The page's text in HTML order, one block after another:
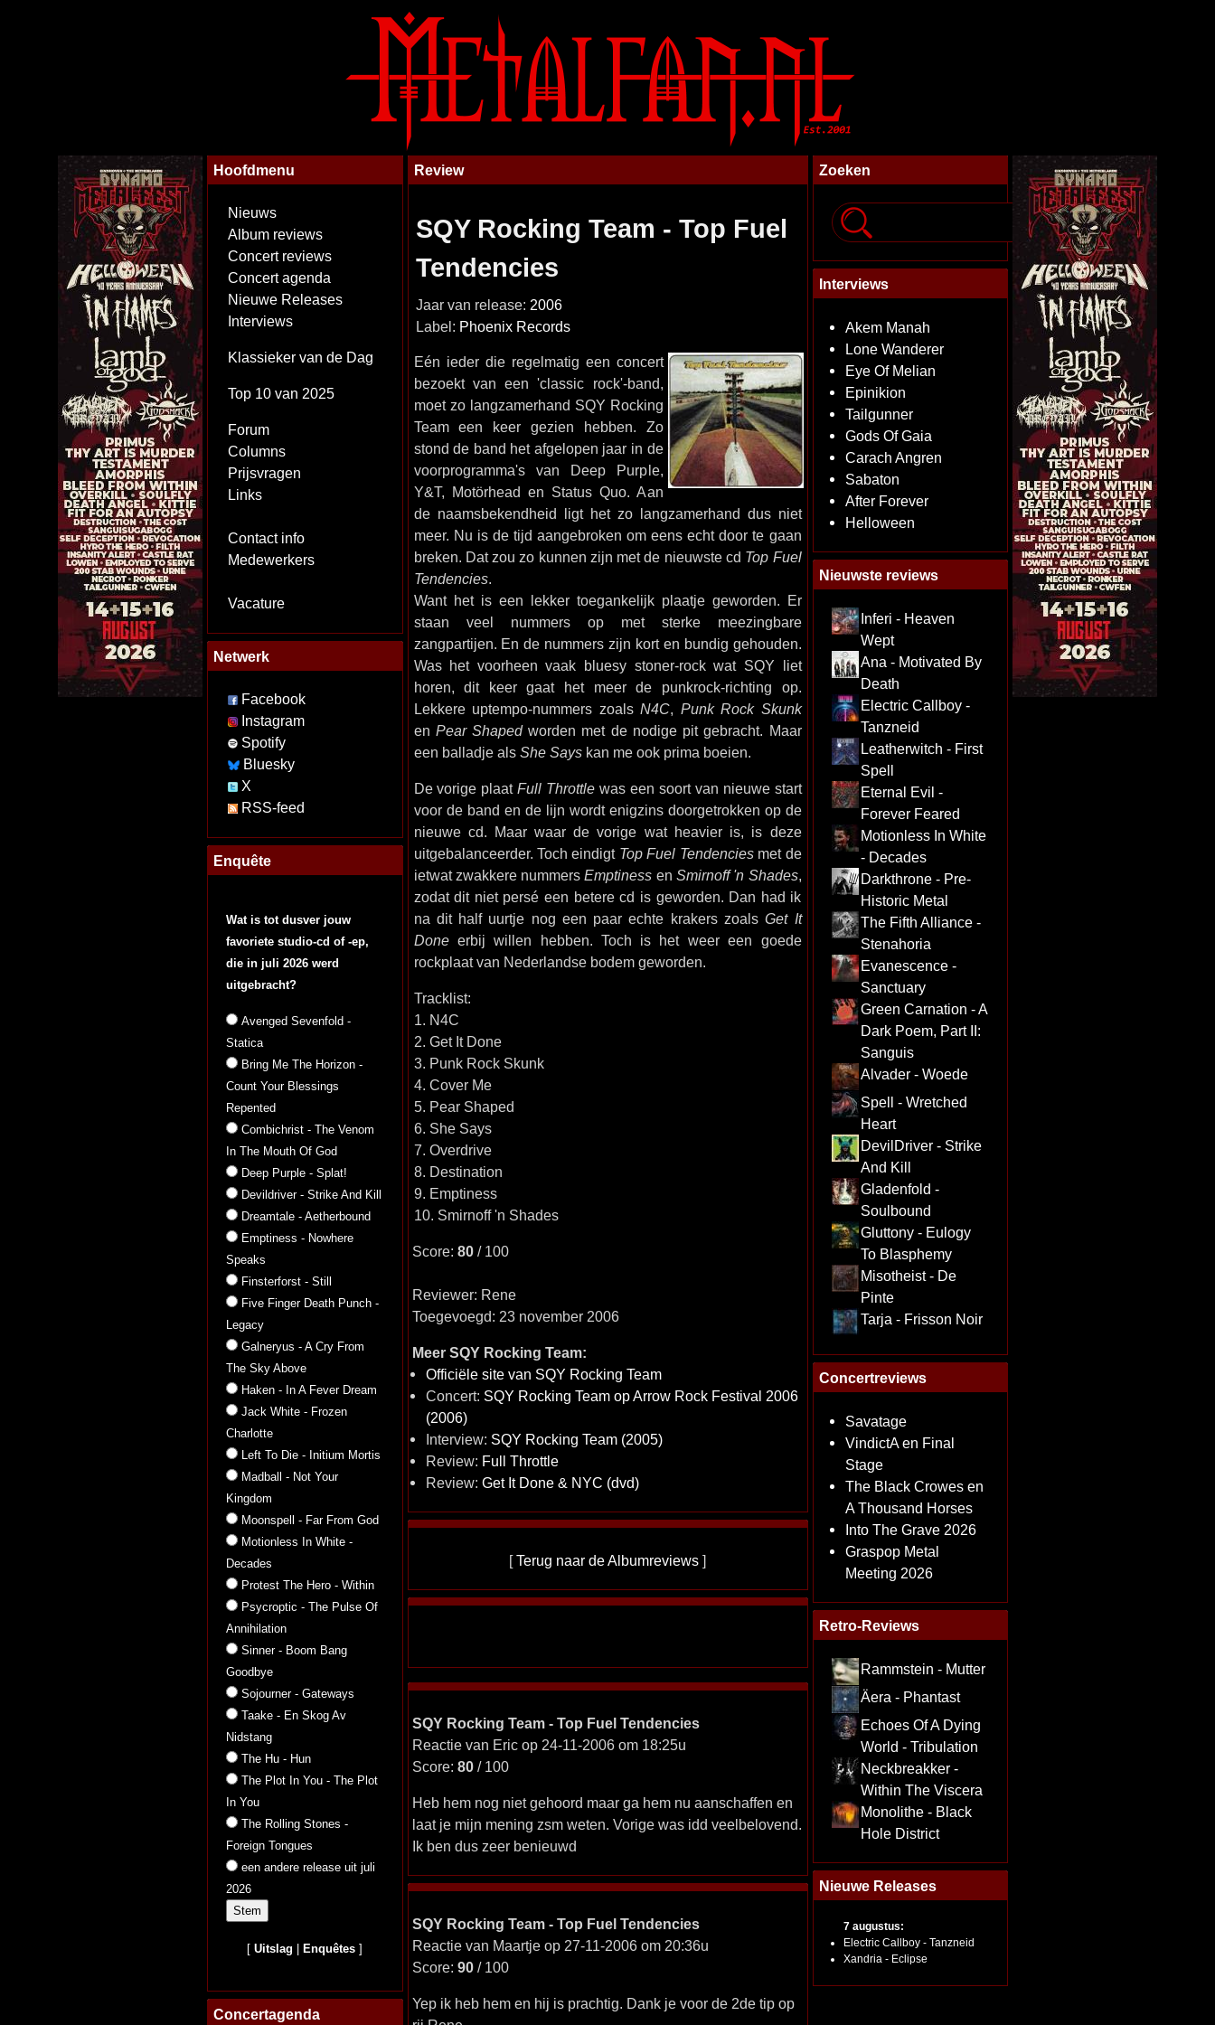
Hoofdmenu
Nieuws
Album reviews
Concert reviews
Concert agenda
Nieuwe Releases
Interviews
Klassieker van de Dag
Top 10 van 2025
Forum
Columns
Prijsvragen
Links
Contact info
Medewerkers
Vacature
Netwerk
Facebook
Instagram
Spotify
Bluesky
X
RSS-feed
Enquête
Wat is tot dusver jouw
favoriete studio-cd of -ep,
die in juli 2026 werd
uitgebracht?
Avenged Sevenfold -
Statica
Bring Me The Horizon -
Count Your Blessings
Repented
Combichrist - The Venom
In The Mouth Of God
Deep Purple - Splat!
Devildriver - Strike And Kill
Dreamtale - Aetherbound
Emptiness - Nowhere
Speaks
Finsterforst - Still
Five Finger Death Punch -
Legacy
Galneryus - A Cry From
The Sky Above
Haken - In A Fever Dream
Jack White - Frozen
Charlotte
Left To Die - Initium Mortis
Madball - Not Your
Kingdom
Moonspell - Far From God
Motionless In White -
Decades
Protest The Hero - Within
Psycroptic - The Pulse Of
Annihilation
Sinner - Boom Bang
Goodbye
Sojourner - Gateways
Taake - En Skog Av
Nidstang
The Hu - Hun
The Plot In You - The Plot
In You
The Rolling Stones -
Foreign Tongues
een andere release uit juli
2026
[Uitslag Enquêtes ]
Concertagenda
Review
SQY Rocking Team - Top Fuel
Tendencies
Jaar van release: 2006
Label: Phoenix Records
Eén ieder die regelmatig een concert
bezoekt van een 'classic rock'-band,
moet zo langzamerhand SQY Rocking
Team een keer gezien hebben. Zo
stond de band het afgelopen jaar in de
voorprogramma's van Deep Purple,
Y&T, Motörhead en Status Quo. Aan
de naamsbekendheid ligt het zo langzamerhand dus niet
meer. Nu is de tijd aangebroken om eens echt door te gaan
breken. Dat zou zo kunnen zijn met de nieuwste cd Top Fuel
Tendencies.
Want het is een lekker toegankelijk plaatje geworden. Er
staan veel nummers op met sterke meezingbare
zangpartijen. En de nummers zijn kort en bundig gehouden.
Was het voorheen vaak bluesy stoner-rock wat SQY liet
horen, dit keer gaat het meer de punkrock-richting op.
Lekkere uptempo-nummers zoals N4C, Punk Rock Skunk
en Pear Shapedworden met de nodige pit gebracht. Maar
een balladje als She Sayskan me ook prima boeien.
De vorige plaatFull Throttle was een soort van nieuwe start
voor de band en de lijn wordt enigzins doorgetrokken op de
nieuwe cd. Maar waar de vorige wat heavier is, is deze
uitgebalanceerder. Toch eindigt Top Fuel Tendenciesmet de
ietwat zwakkere nummersEmptiness en Smirnoff 'n Shades,
zodat dit niet persé een betere cd is geworden. Dan had ik
na dit half uurtje nog een paar echte krakers zoalsGet It
Doneerbij willen hebben. Toch is het weer een goede
rockplaat van Nederlandse bodem geworden.
Tracklist:
1. N4C
2. Get It Done
3. Punk Rock Skunk
4. Cover Me
5. Pear Shaped
6. She Says
7. Overdrive
8. Destination
9. Emptiness
10. Smirnoff 'n Shades
Score: 80/ 100
Reviewer: Rene
Toegevoegd: 23 november 2006
Meer SQY Rocking Team:
Officiële site van SQY Rocking Team
Concert: SQY Rocking Team op Arrow Rock Festival 2006
(2006)
Interview: SQY Rocking Team (2005)
Review: Full Throttle
Review: Get It Done & NYC (dvd)
[Terug naar de Albumreviews ]
SQY Rocking Team - Top Fuel Tendencies
Reactie van Eric op 24-11-2006 om 18:25u
Score: 80/ 100
Heb hem nog niet gehoord maar ga hem nu aanschaffen en
laat je mijn mening zsm weten. Vorige was idd veelbelovend.
Ik ben dus zeer benieuwd
SQY Rocking Team - Top Fuel Tendencies
Reactie van Maartje op 27-11-2006 om 20:36u
Score: 90/ 100
Yep ik heb hem en hij is prachtig. Dank je voor de 2de tip op
Zoeken
Interviews
Akem Manah
Lone Wanderer
Eye Of Melian
Epinikion
Tailgunner
Gods Of Gaia
Carach Angren
Sabaton
After Forever
Helloween
Nieuwste reviews
Inferi - Heaven
Wept
Ana - Motivated By
Death
Electric Callboy -
Tanzneid
Leatherwitch - First
Spell
Eternal Evil -
Forever Feared
Motionless In White
- Decades
Darkthrone - Pre-
Historic Metal
The Fifth Alliance -
Stenahoria
Evanescence -
Sanctuary
Green Carnation - A
Dark Poem, Part II:
Sanguis
Alvader - Woede
Spell - Wretched
Heart
DevilDriver - Strike
And Kill
Gladenfold -
Soulbound
Gluttony - Eulogy
To Blasphemy
Misotheist - De
Pinte
Tarja - Frisson Noir
Concertreviews
Savatage
VindictA en Final
Stage
The Black Crowes en
A Thousand Horses
Into The Grave 2026
Graspop Metal
Meeting 2026
Retro-Reviews
Rammstein - Mutter
Äera - Phantast
Echoes Of A Dying
World - Tribulation
Neckbreakker -
Within The Viscera
Monolithe - Black
Hole District
Nieuwe Releases
7 augustus:
Electric Callboy - Tanzneid
Xandria - Eclipse